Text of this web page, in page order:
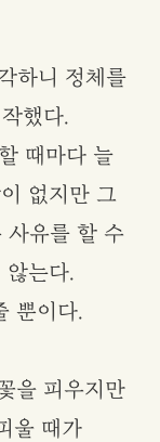
하니 정체를
했다.
때마다 늘
없지만 그
사유를 할 수
않는다.
뿐이다.
을 피우지만
울 때가